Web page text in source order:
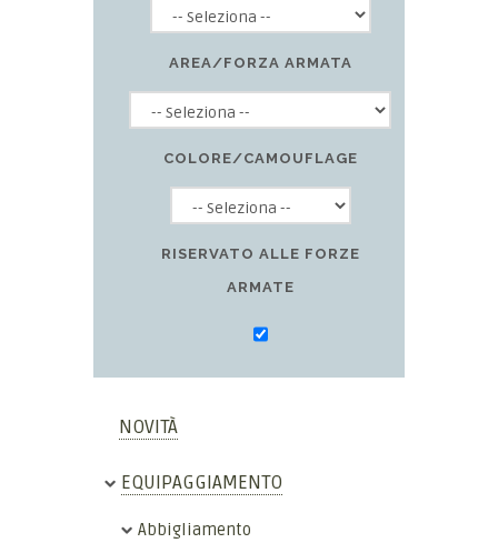
AREA/FORZA ARMATA
COLORE/CAMOUFLAGE
RISERVATO ALLE FORZE
ARMATE
NOVITÀ
EQUIPAGGIAMENTO
Abbigliamento